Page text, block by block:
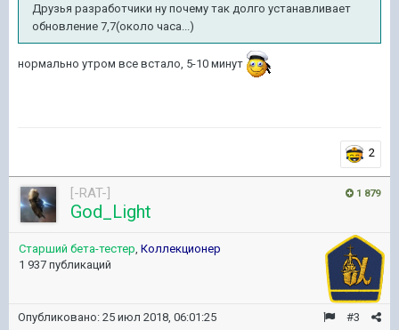
Друзья разработчики ну почему так долго устанавливает
обновление 7,7(около часа...)
нормально утром все встало, 5-10 минут
2
1 879
[-RAT-]
God_Light
Старший бета-тестер Коллекционер
1 937 публикаций
#3
Опубликовано: 25 июл 2018, 06:01:25